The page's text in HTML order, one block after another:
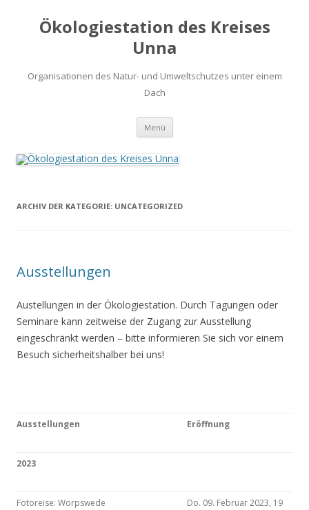
Ökologiestation des Kreises
Unna
Organisationen des Natur- und Umweltschutzes unter einem
Dach
Menü Zum
springen
ARCHIV DER KATEGORIE: UNCATEGORIZED
Ausstellungen
Austellungen in der Ökologiestation. Durch Tagungen oder
Seminare kann zeitweise der Zugang zur Ausstellung
eingeschränkt werden – bitte informieren Sie sich vor einem
Besuch sicherheitshalber bei uns!
Ausstellungen Eröffnung
2023
Fotoreise: Worpswede
Do. 09. Februar 2023, 19